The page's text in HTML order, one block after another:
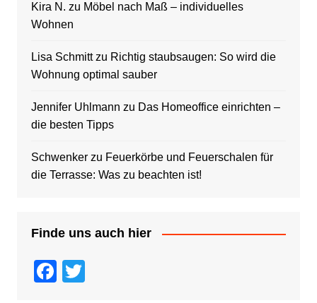
Kira N. zu Möbel nach Maß – individuelles
Wohnen
Lisa Schmittzu Richtig staubsaugen: So wird die
Wohnung optimal sauber
Jennifer Uhlmann zu Das Homeoffice einrichten –
die besten Tipps
Schwenkerzu Feuerkörbe und Feuerschalen für
die Terrasse: Was zu beachten ist!
Finde uns auch hier
F